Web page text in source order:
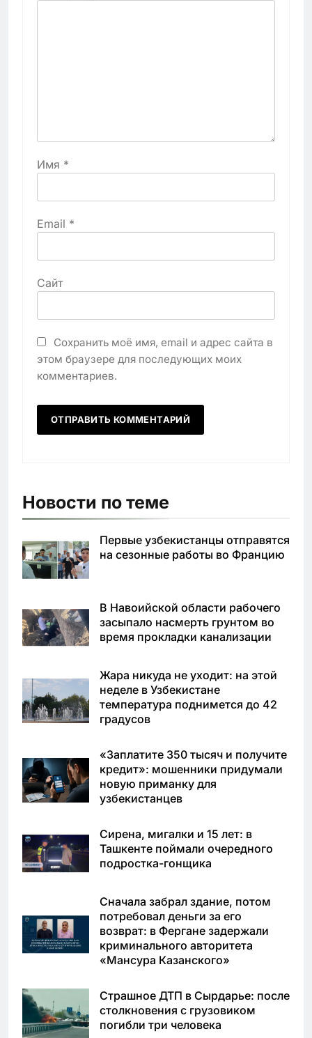
Имя *
Email *
Сайт
Сохранить моё имя, email и адрес сайта в
этом браузере для последующих моих
комментариев.
Новости по теме
Первые узбекистанцы отправятся
на сезонные работы во Францию
В Навоийской области рабочего
засыпало насмерть грунтом во
время прокладки канализации
Жара никуда не уходит: на этой
неделе в Узбекистане
температура поднимется до 42
градусов
«Заплатите 350 тысяч и получите
кредит»: мошенники придумали
новую приманку для
узбекистанцев
Сирена, мигалки и 15 лет: в
Ташкенте поймали очередного
подростка-гонщика
Сначала забрал здание, потом
потребовал деньги за его
возврат: в Фергане задержали
криминального авторитета
«Мансура Казанского»
Страшное ДТП в Сырдарье: после
столкновения с грузовиком
погибли три человека